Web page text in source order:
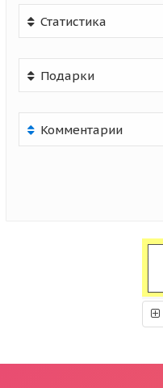
Статистика
Подарки
Комментарии